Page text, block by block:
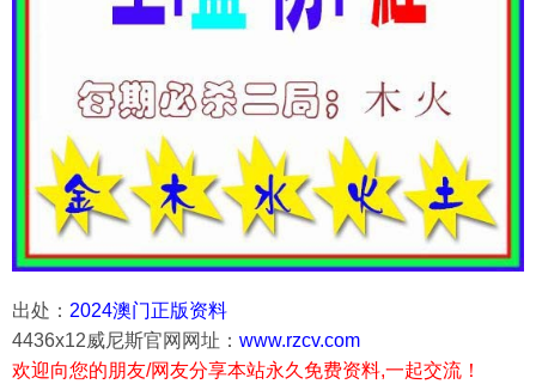
出处： 2024澳门正版资料
4436x12威尼斯官网网址： www.rzcv.com
欢迎向您的朋友/网友分享本站永久免费资料,一起交流！